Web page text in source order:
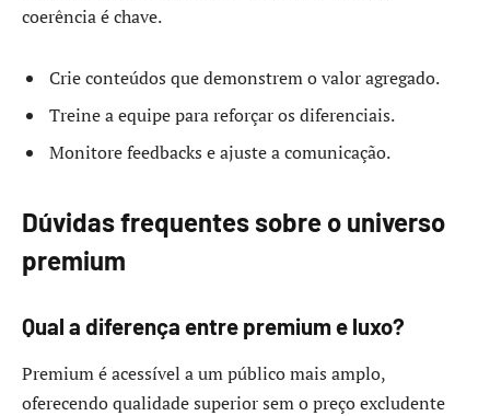
coerência é chave.
Crie conteúdos que demonstrem o valor agregado.
Treine a equipe para reforçar os diferenciais.
Monitore feedbacks e ajuste a comunicação.
Dúvidas frequentes sobre o universo
premium
Qual a diferença entre premium e luxo?
Premium é acessível a um público mais amplo,
oferecendo qualidade superior sem o preço excludente